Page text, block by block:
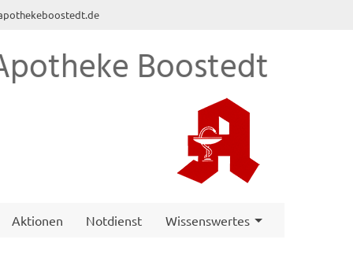
Boostedt
Aktionen Notdienst Wissenswertes